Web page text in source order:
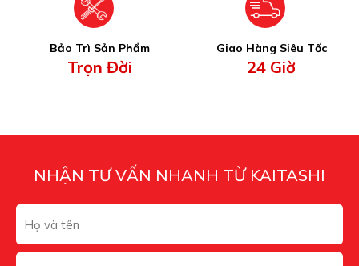
Bảo Trì Sản Phẩm
Trọn Đời
Giao Hàng Siêu Tốc
24 Giờ
NHẬN TƯ VẤN NHANH TỪ KAITASHI